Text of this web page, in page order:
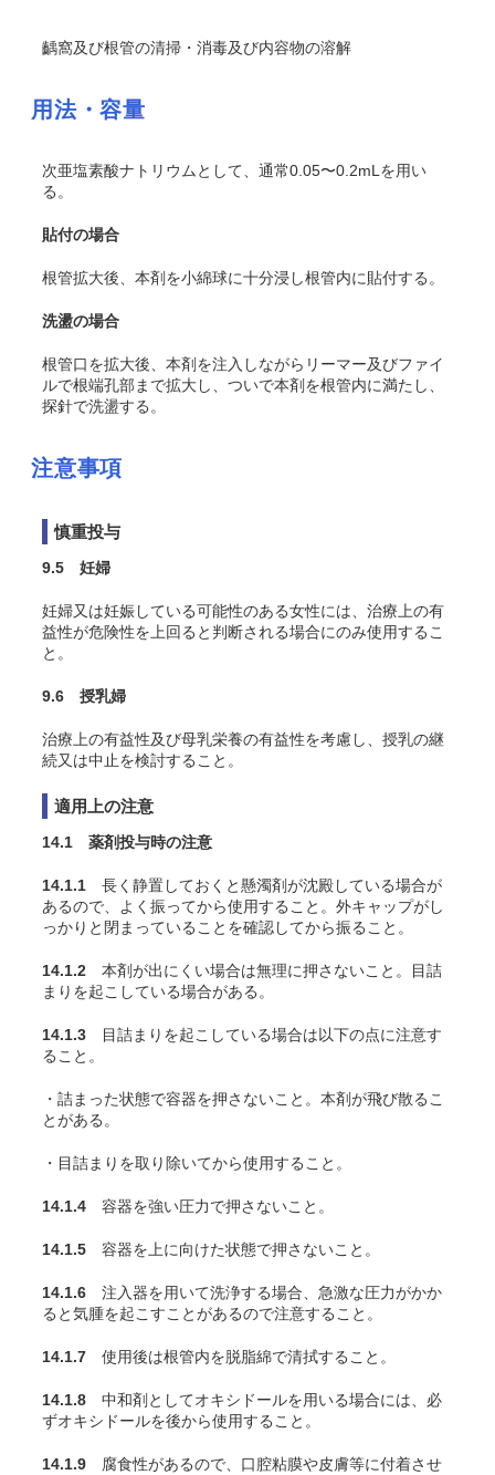
齲窩及び根管の清掃・消毒及び内容物の溶解
用法・容量
次亜塩素酸ナトリウムとして、通常0.05〜0.2mLを用い
る。
貼付の場合
根管拡大後、本剤を小綿球に十分浸し根管内に貼付する。
洗盪の場合
根管口を拡大後、本剤を注入しながらリーマー及びファイ
ルで根端孔部まで拡大し、ついで本剤を根管内に満たし、
探針で洗盪する。
注意事項
慎重投与
9.5 妊婦
妊婦又は妊娠している可能性のある女性には、治療上の有
益性が危険性を上回ると判断される場合にのみ使用するこ
と。
9.6 授乳婦
治療上の有益性及び母乳栄養の有益性を考慮し、授乳の継
続又は中止を検討すること。
適用上の注意
14.1 薬剤投与時の注意
14.1.1 長く静置しておくと懸濁剤が沈殿している場合が
あるので、よく振ってから使用すること。外キャップがし
っかりと閉まっていることを確認してから振ること。
14.1.2 本剤が出にくい場合は無理に押さないこと。目詰
まりを起こしている場合がある。
14.1.3 目詰まりを起こしている場合は以下の点に注意す
ること。
・詰まった状態で容器を押さないこと。本剤が飛び散るこ
とがある。
・目詰まりを取り除いてから使用すること。
14.1.4 容器を強い圧力で押さないこと。
14.1.5 容器を上に向けた状態で押さないこと。
14.1.6 注入器を用いて洗浄する場合、急激な圧力がかか
ると気腫を起こすことがあるので注意すること。
14.1.7 使用後は根管内を脱脂綿で清拭すること。
14.1.8 中和剤としてオキシドールを用いる場合には、必
ずオキシドールを後から使用すること。
14.1.9 腐食性があるので、口腔粘膜や皮膚等に付着させ